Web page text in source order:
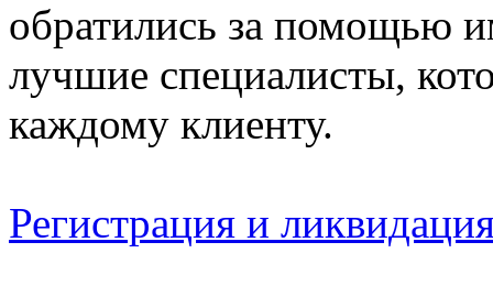
обратились за помощью
лучшие специалисты,
каждому клиенту.
Регистрация и